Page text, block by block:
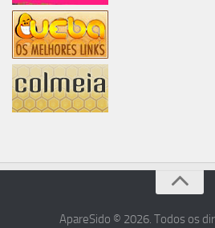
ApareSido © 2026. Todos os